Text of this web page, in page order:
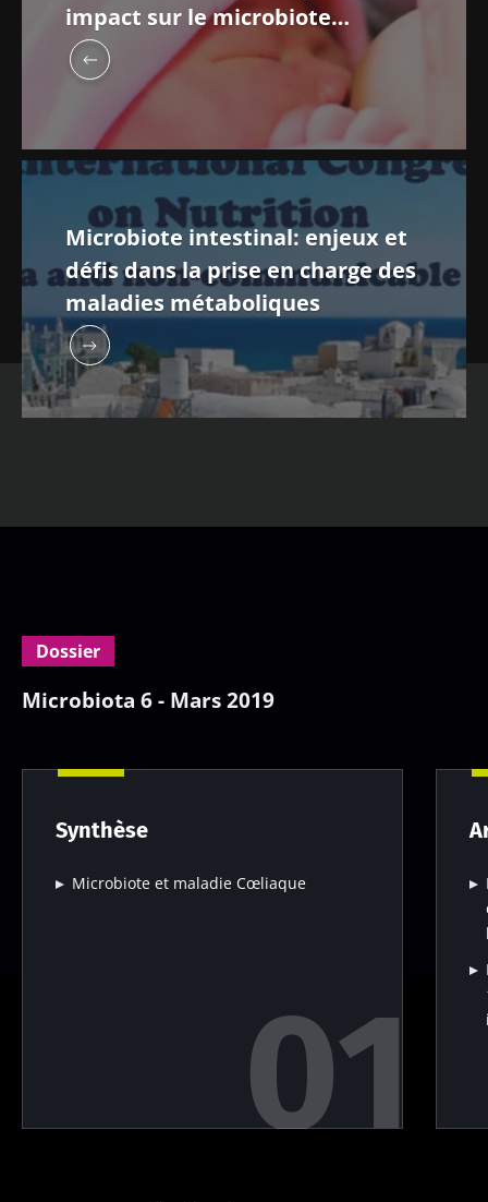
impact sur le microbiote
intestinal et le risque de
surpoids ?
Microbiote intestinal: enjeux et
défis dans la prise en charge des
maladies métaboliques
Dossier
Microbiota 6 - Mars 2019
Synthèse
Microbiote et maladie Cœliaque